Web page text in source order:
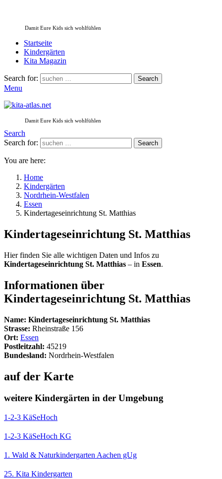
Damit Eure Kids sich wohlfühlen
Startseite
Kindergärten
Kita Magazin
Search for: Search
Menu
Damit Eure Kids sich wohlfühlen
Search
Search for:
Search
You are here:
Home
Kindergärten
Nordrhein-Westfalen
Essen
Kindertageseinrichtung St. Matthias
Kindertageseinrichtung St. Matthias
Hier finden Sie alle wichtigen Daten und Infos zu
Kindertageseinrichtung St. Matthias – in Essen.
Informationen über
Kindertageseinrichtung St. Matthias
Name: Kindertageseinrichtung St. Matthias
Strasse: Rheinstraße 156
Ort: Essen
Postleitzahl: 45219
Bundesland: Nordrhein-Westfalen
auf der Karte
weitere Kindergärten in der Umgebung
1-2-3 KäSeHoch
1-2-3 KäSeHoch KG
1. Wald & Naturkindergarten Aachen gUg
25. Kita Kindergarten